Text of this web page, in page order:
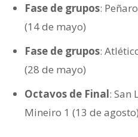
Fase de grupos:
(14 de mayo)
Fase de grupos:
(28 de mayo)
Octavos de Final: San
Mineiro 1 (13 de agosto)